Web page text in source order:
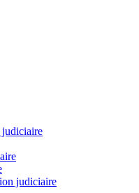
judiciaire
judiciaire